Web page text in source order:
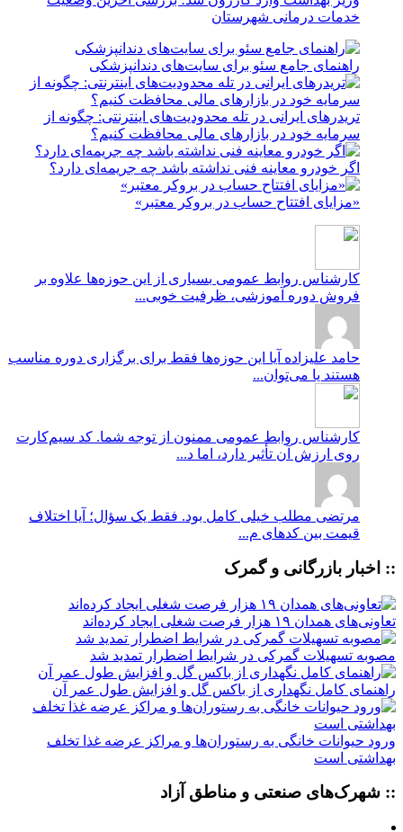
خدمات درمانی شهرستان
راهنمای جامع سئو برای سایت‌های دندانپزشکی
تریدرهای ایرانی در تله محدودیت‌های اینترنتی: چگونه از
سرمایه خود در بازارهای مالی محافظت کنیم؟
اگر خودرو معاینه فنی نداشته باشد چه جریمه‌ای دارد؟
«مزایای افتتاح حساب در بروکر معتبر»
کارشناس روابط عمومی بسیاری از این حوزه‌ها علاوه بر
فروش دوره آموزشی، ظرفیت خوبی...
حامد علیزاده آیا این حوزه‌ها فقط برای برگزاری دوره مناسب
هستند یا می‌توان...
کارشناس روابط عمومی ممنون از توجه شما. کد سیم‌کارت
روی ارزش آن تأثیر دارد، اما د...
مرتضی مطلب خیلی کامل بود. فقط یک سؤال؛ آیا اختلاف
قیمت بین کدهای م...
:: اخبار بازرگانی و گمرک
تعاونی‌های همدان ۱۹ هزار فرصت شغلی ایجاد کرده‌اند
مصوبه تسهیلات گمرکی در شرایط اضطرار تمدید شد
راهنمای کامل نگهداری از باکس گل و افزایش طول عمر آن
ورود حیوانات خانگی به رستوران‌ها و مراکز عرضه غذا تخلف
بهداشتی است
:: شهرک‌های صنعتی و مناطق آزاد